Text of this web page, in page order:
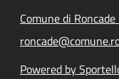
Comune di Roncade
Powered by